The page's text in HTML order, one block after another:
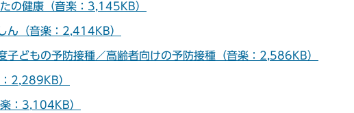
の健康（音楽：3,145KB）
ん（音楽：2,414KB）
子どもの予防接種／高齢者向けの予防接種（音楽：2,586KB）
2,289KB）
：3,104KB）